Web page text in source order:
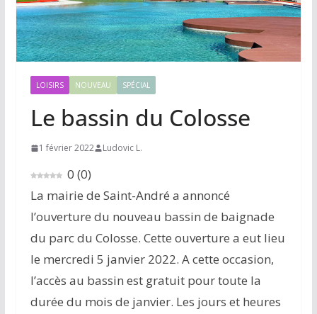
LOISIRS NOUVEAU SPÉCIAL
Le bassin du Colosse
1 février 2022 Ludovic L.
0 (0)
La mairie de Saint-André a annoncé
l’ouverture du nouveau bassin de baignade
du parc du Colosse. Cette ouverture a eut lieu
le mercredi 5 janvier 2022. A cette occasion,
l’accès au bassin est gratuit pour toute la
durée du mois de janvier. Les jours et heures